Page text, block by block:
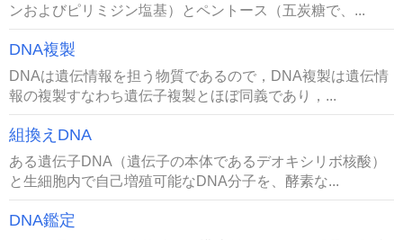
ンおよびピリミジン塩基）とペントース（五炭糖で、...
DNA複製
DNAは遺伝情報を担う物質であるので，DNA複製は遺伝情
報の複製すなわち遺伝子複製とほぼ同義であり，...
組換えDNA
ある遺伝子DNA（遺伝子の本体であるデオキシリボ核酸）
と生細胞内で自己増殖可能なDNA分子を、酵素な...
DNA鑑定